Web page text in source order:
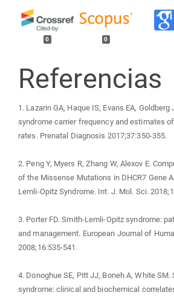
0 0
Referencias
1. Lazarin GA, Haque IS, Evans EA,
syndrome carrier frequency and estimates
rates. Prenatal Diagnosis 2017;37:350-355.
2. Peng Y, Myers R, Zhang W, Alexov E.
of the Missense Mutations in DHCR7 Gene
Lemli-Opitz Syndrome. Int. J. Mol. Sci.
3. Porter FD. Smith-Lemli-Opitz syndrome:
and management. European Journal of
2008;16:535-541.
4. Donoghue SE, Pitt JJ, Boneh A, White
syndrome: clinical and biochemical